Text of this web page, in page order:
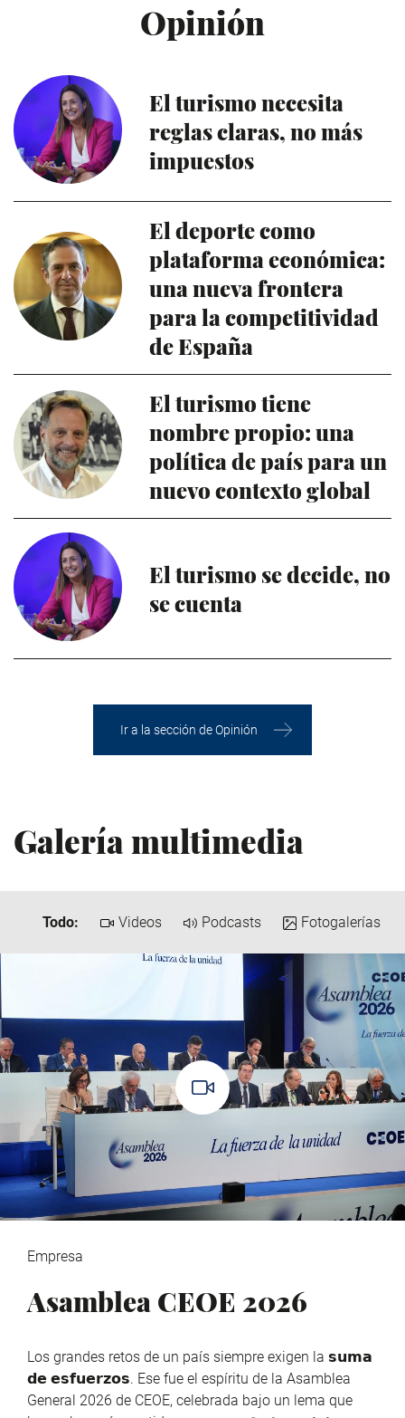
Opinión
El turismo necesita
reglas claras, no más
impuestos
El deporte como
plataforma económica:
una nueva frontera
para la competitividad
de España
El turismo tiene
nombre propio: una
política de país para un
nuevo contexto global
El turismo se decide, no
se cuenta
Ir a la sección de Opinión
Galería multimedia
Todo: Videos Podcasts Fotogalerías
Empresa
Asamblea CEOE 2026
Los grandes retos de un país siempre exigen la 𝘀𝘂𝗺𝗮
𝗱𝗲 𝗲𝘀𝗳𝘂𝗲𝗿𝘇𝗼𝘀. Ese fue el espíritu de la Asamblea
General 2026 de CEOE, celebrada bajo un lema que